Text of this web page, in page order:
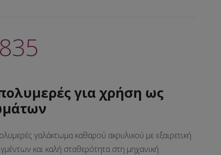
για χρήση ως
γαλάκτωμα καθαρού ακρυλικού με εξαιρετική
και καλή σταθερότητα στη μηχανική